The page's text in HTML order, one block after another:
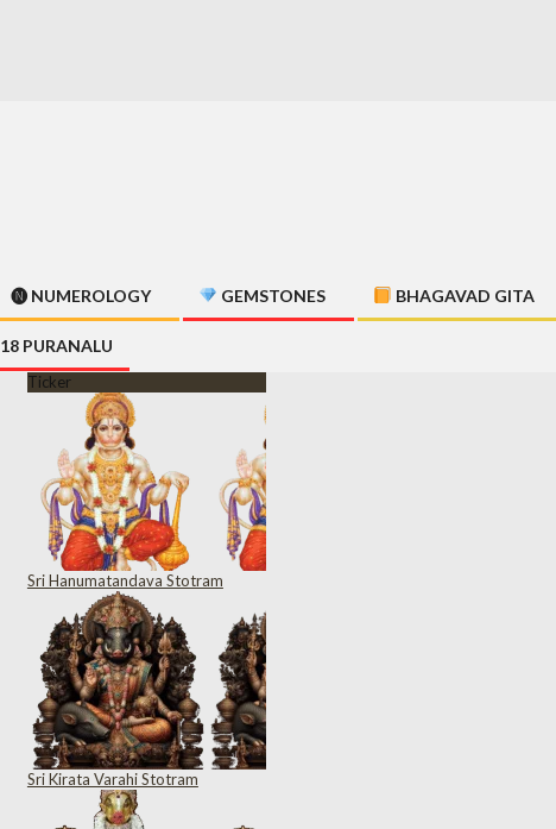
🅝 NUMEROLOGY GEMSTONES BHAGAVAD GITA
18 PURANALU
Ticker
Sri Hanumatandava Stotram
Sri Kirata Varahi Stotram